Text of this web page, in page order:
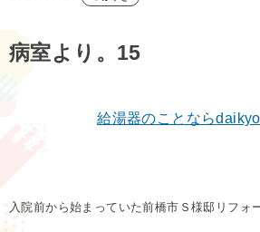
病室より。15
給湯器のことなら
入院前から始まっていた前橋市Ｓ様邸リフォ